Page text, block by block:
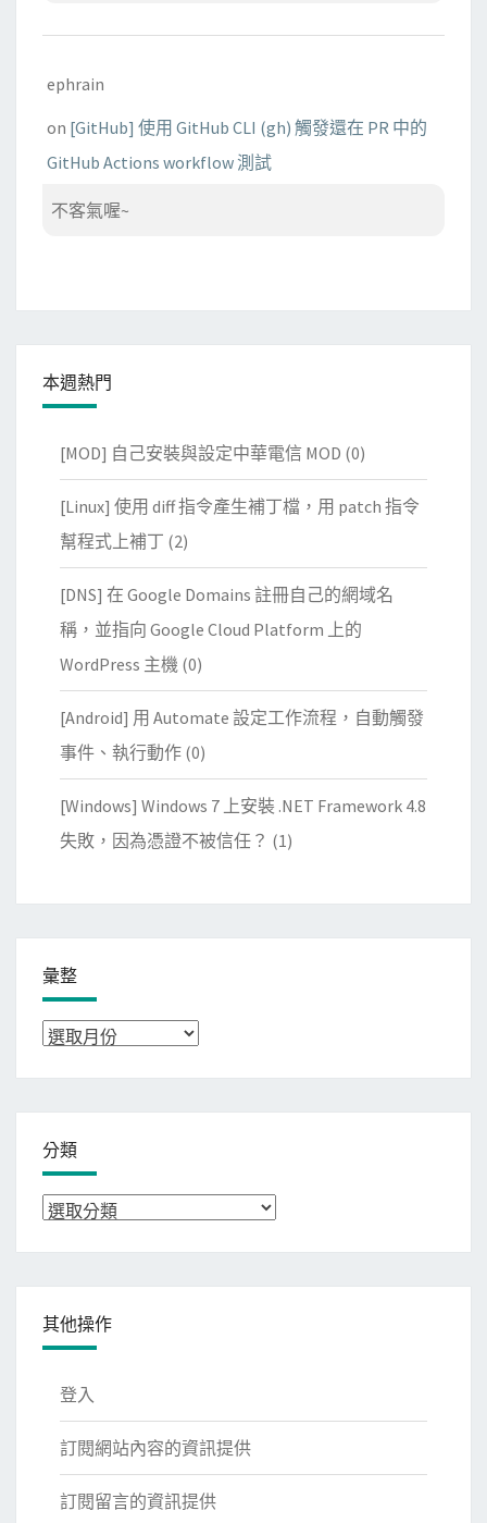
ephrain
on [GitHub] 使用 GitHub CLI (gh) 觸發還在 PR 中的
GitHub Actions workflow 測試
不客氣喔~
本週熱門
[MOD] 自己安裝與設定中華電信 MOD (0)
[Linux] 使用 diff 指令產生補丁檔，用 patch 指令
幫程式上補丁 (2)
[DNS] 在 Google Domains 註冊自己的網域名
稱，並指向 Google Cloud Platform 上的
WordPress 主機 (0)
[Android] 用 Automate 設定工作流程，自動觸發
事件、執行動作 (0)
[Windows] Windows 7 上安裝 .NET Framework 4.8
失敗，因為憑證不被信任？ (1)
彙整
彙
分類
分
其他操作
登入
訂閱網站內容的資訊提供
訂閱留言的資訊提供